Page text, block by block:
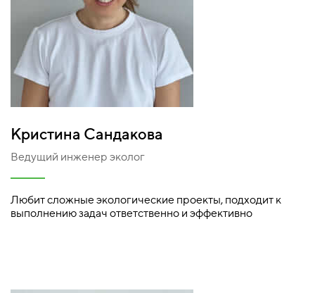
Кристина Сандакова
Ведущий инженер эколог
Любит сложные экологические проекты, подходит к
выполнению задач ответственно и эффективно